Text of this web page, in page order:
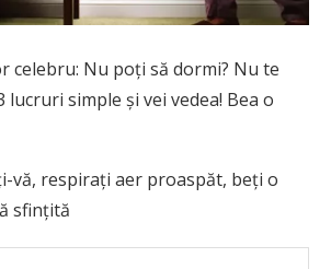
celebru: Nu poţi să dormi? Nu te
lucruri simple şi vei vedea! Bea o
vă, respirați aer proaspăt, beți o
sfințită